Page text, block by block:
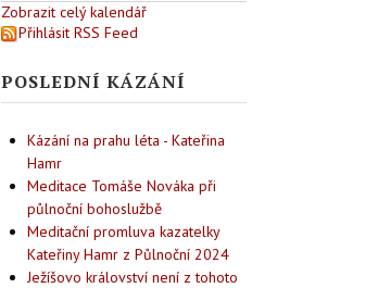
Zobrazit celý kalendář
Přihlásit RSS Feed
POSLEDNÍ KÁZÁNÍ
Kázání na prahu léta - Kateřina
Hamr
Meditace Tomáše Nováka při
půlnoční bohoslužbě
Meditační promluva kazatelky
Kateřiny Hamr z Půlnoční 2024
Ježíšovo království není z tohoto